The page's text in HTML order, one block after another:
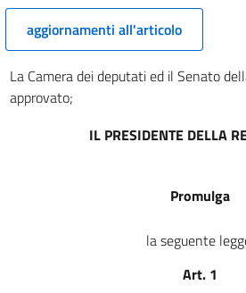
aggiornamenti all'articolo
La Camera dei deputati ed il Senato
approvato;
IL PRESIDENTE DELLA
Promulga
la seguente
Art. 1